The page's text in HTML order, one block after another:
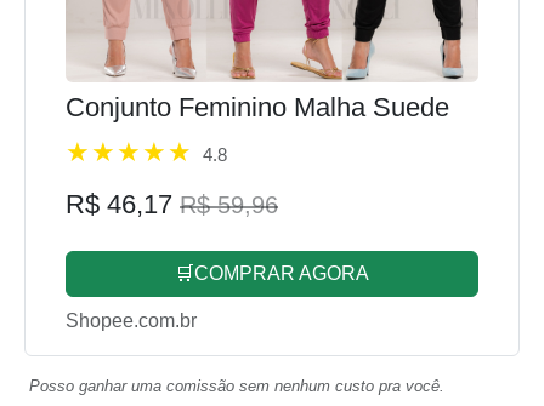
Conjunto Feminino Malha Suede
4.8
R$ 46,17 R$ 59,96
🛒COMPRAR AGORA
Shopee.com.br
Posso ganhar uma comissão sem nenhum custo pra você.